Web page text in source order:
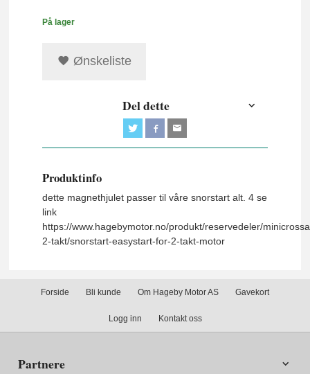
På lager
Ønskeliste
Del dette
Produktinfo
dette magnethjulet passer til våre snorstart alt. 4 se
link
https://www.hagebymotor.no/produkt/reservedeler/
2-takt/snorstart-easystart-for-2-takt-motor
Forside Bli kunde Om Hageby Motor AS Gavekort
Logg inn Kontakt oss
Partnere